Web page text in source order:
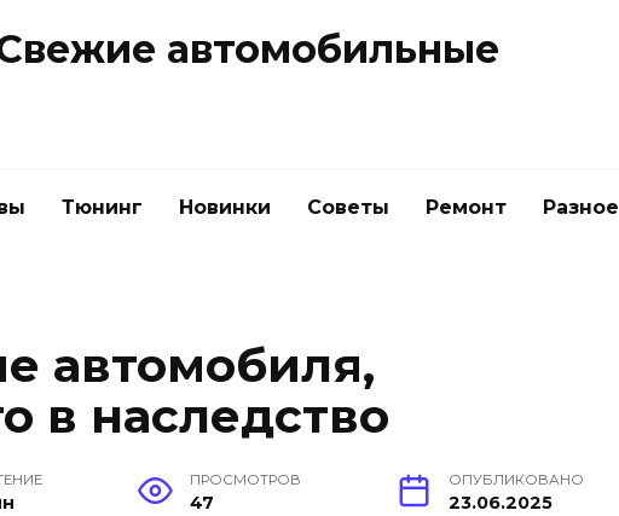
автомобильные
Тюнинг Новинки Советы Ремонт Разное
автомобиля,
в наследство
ПРОСМОТРОВ
47
ОПУБЛИКОВАНО
23.06.2025